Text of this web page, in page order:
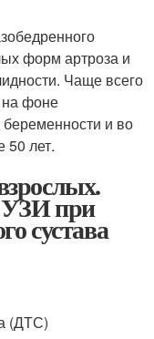
форм артроза и
Чаще всего
на фоне
и во
50 лет.
при
сустава
(ДТС)